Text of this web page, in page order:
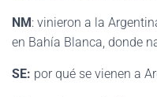
NM : vinieron a la
en Bahía Blanca, donde
SE: por qué se vienen a